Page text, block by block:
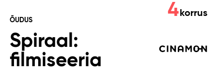
ÕUDUS
Spiraal:
filmiseeria
4 korrus